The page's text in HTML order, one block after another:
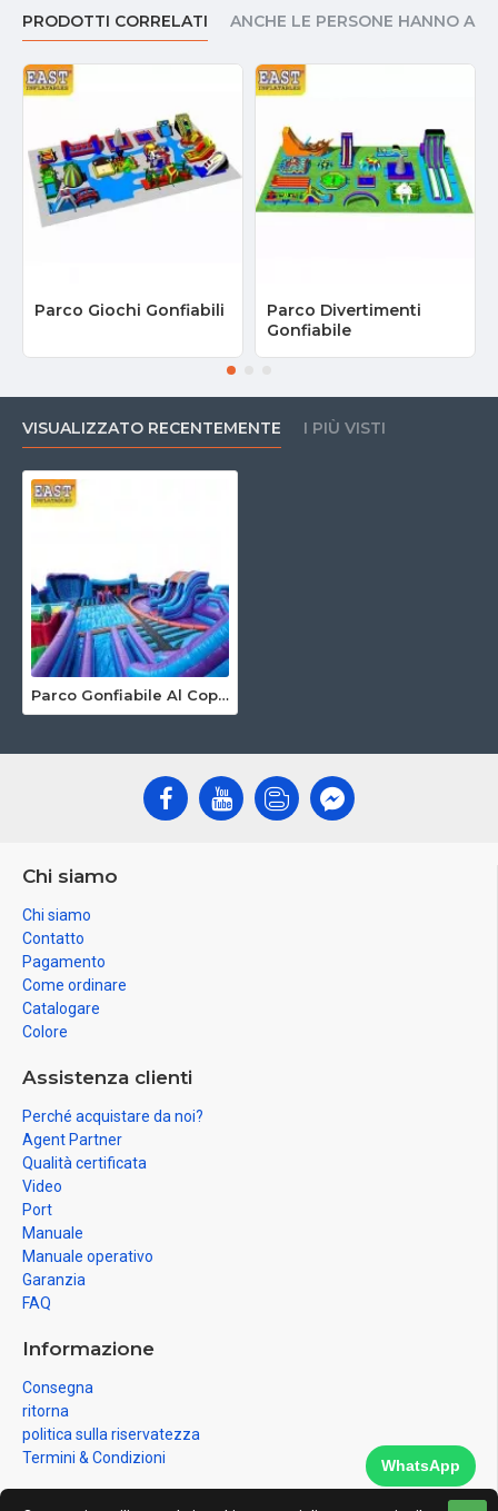
PRODOTTI CORRELATI ANCHE LE PERSONE HANNO
Parco Giochi Gonfiabili
Parco Divertimenti
Gonfiabile
VISUALIZZATO RECENTEMENTE I PIÙ VISTI
Parco Gonfiabile Al Coperto
Chi siamo
Chi siamo
Contatto
Pagamento
Come ordinare
Catalogare
Colore
Assistenza clienti
Perché acquistare da noi?
Agent Partner
Qualità certificata
Video
Port
Manuale
Manuale operativo
Garanzia
FAQ
Informazione
Consegna
ritorna
politica sulla riservatezza
Termini & Condizioni
WhatsApp